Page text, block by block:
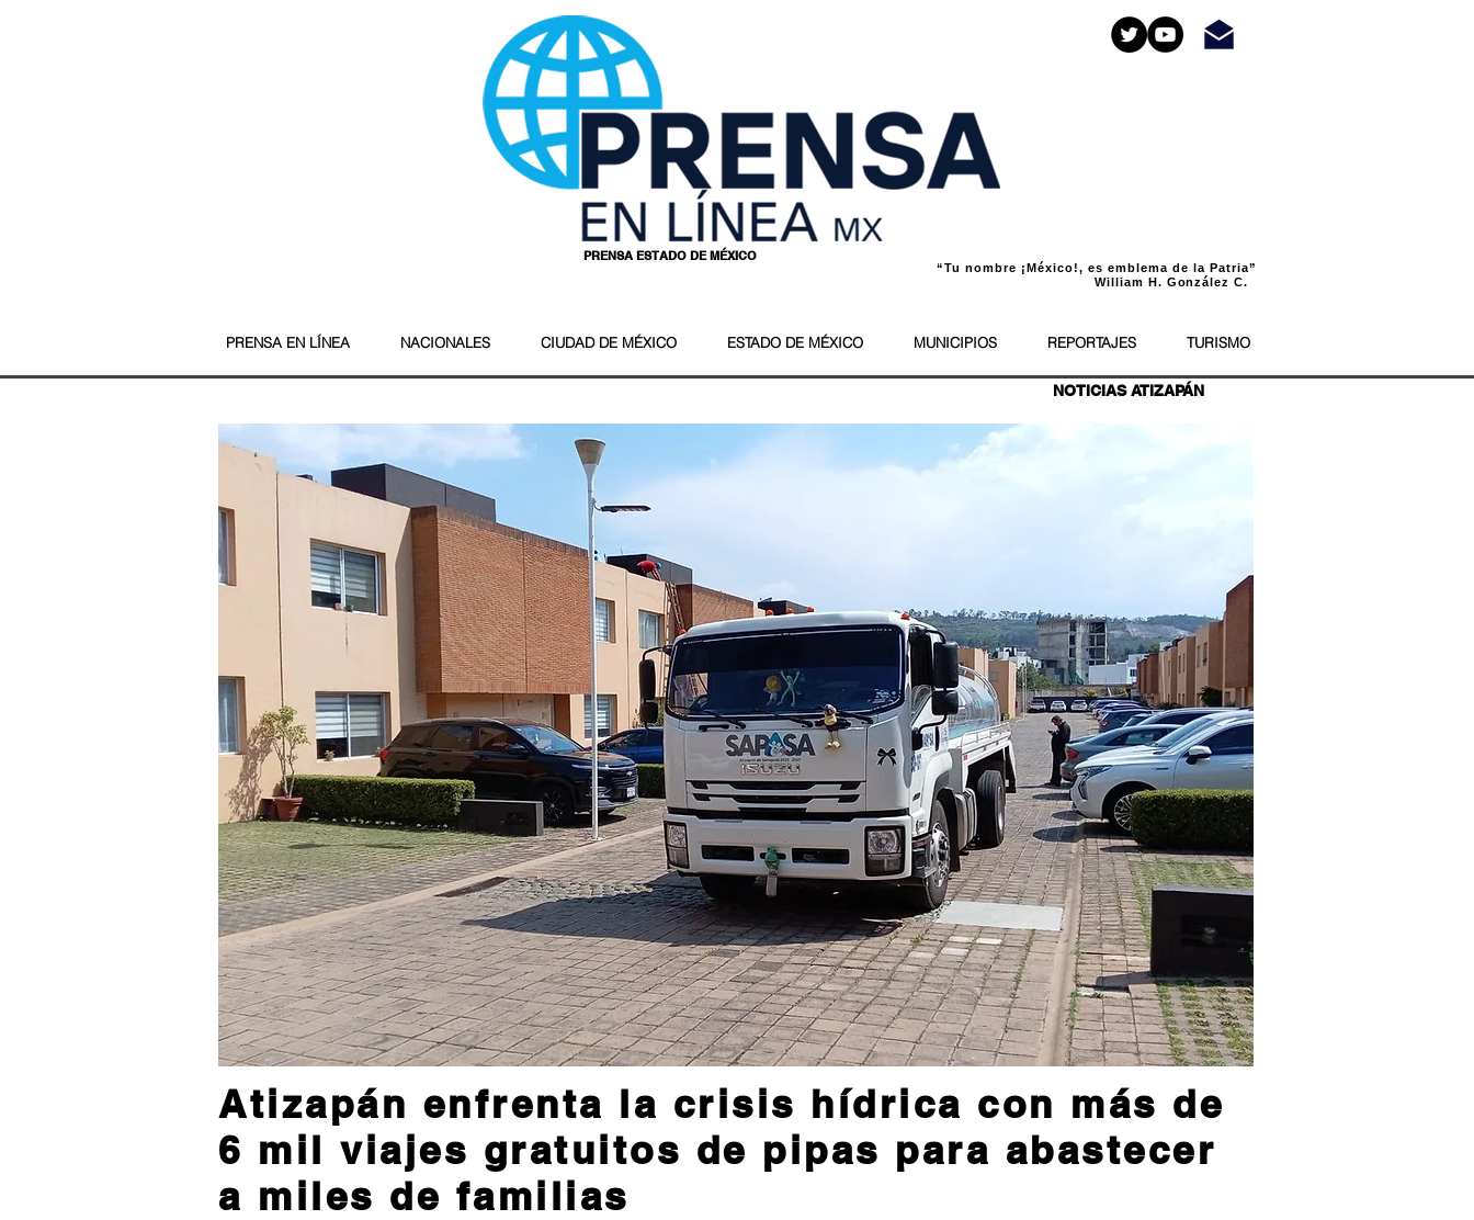
PRENSA ESTADO DE MÉXICO
“Tu nombre ¡México!, es emblema de la Patria”
William H. González C.
NOTICIAS ATIZAPÁN
Atizapán enfrenta la crisis hídrica con más de
6 mil viajes gratuitos de pipas para abastecer
a miles de familias
PRENSA EN LÍNEA NACIONALES CIUDAD DE MÉXICO ESTADO DE MÉXICO MUNICIPIOS REPORTAJES TURISMO